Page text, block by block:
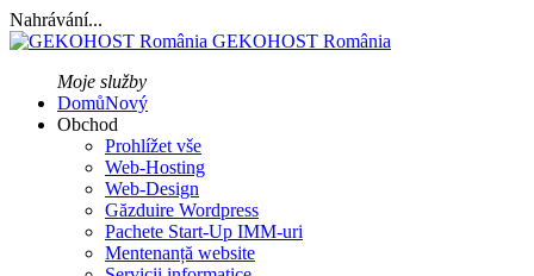
Nahrávání...
GEKOHOST România
Moje služby
DomůNový
Obchod
Prohlížet vše
Web-Hosting
Web-Design
Găzduire Wordpress
Pachete Start-Up IMM-uri
Mentenanță website